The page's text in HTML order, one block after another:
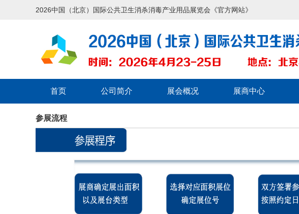
2026中国（北京）国际公共卫生消杀消毒产业用品展览会《官方网站》
首页 公司简介 展会概况 展商中心
参展流程